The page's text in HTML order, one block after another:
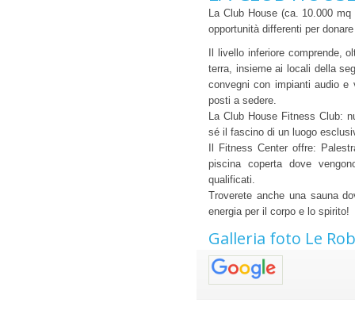
La Club House (ca. 10.000
opportunità differenti per
Il livello inferiore comprende,
terra, insieme ai locali della
convegni con impianti audio
posti a sedere.
La Club House Fitness Club:
sé il fascino di un luogo
Il Fitness Center offre:
piscina coperta dove
qualificati.
Troverete anche una sauna
energia per il corpo e lo spirito!
Galleria foto Le